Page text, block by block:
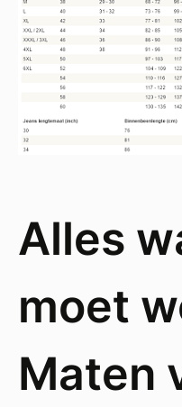
Alles
moet
Maten